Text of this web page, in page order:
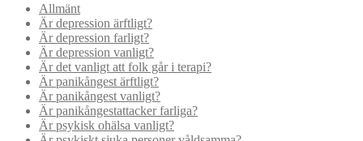
Allmänt
Är depression ärftligt?
Är depression farligt?
Är depression vanligt?
Är det vanligt att folk går i terapi?
Är panikångest ärftligt?
Är panikångest vanligt?
Är panikångestattacker farliga?
Är psykisk ohälsa vanligt?